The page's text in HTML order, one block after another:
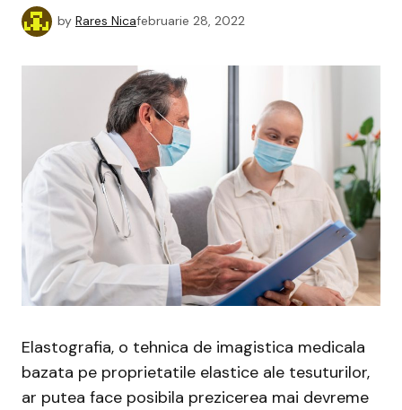
by Rares Nicafebruarie 28, 2022
Elastografia, o tehnica de imagistica medicala
bazata pe proprietatile elastice ale tesuturilor,
ar putea face posibila prezicerea mai devreme